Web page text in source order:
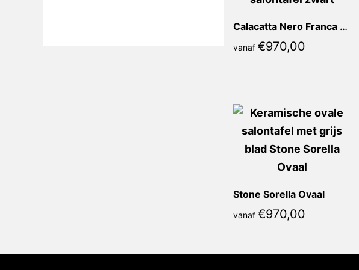
Calacatta Nero Franca Ovaal
vanaf €970,00
Stone Sorella Ovaal
vanaf €970,00